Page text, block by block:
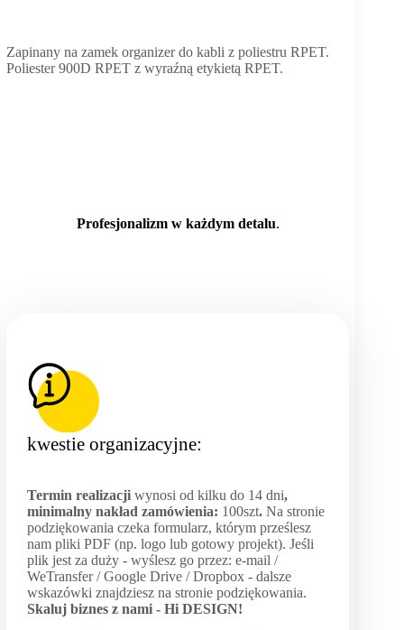
Zapinany na zamek organizer do kabli z poliestru RPET.
Poliester 900D RPET z wyraźną etykietą RPET.
Profesjonalizm w każdym detalu.
kwestie organizacyjne:
Termin realizacji wynosi od kilku do 14 dni,
minimalny nakład zamówienia: 100szt. Na stronie
podziękowania czeka formularz, którym prześlesz
nam pliki PDF (np. logo lub gotowy projekt). Jeśli
plik jest za duży - wyślesz go przez: e-mail /
WeTransfer / Google Drive / Dropbox - dalsze
wskazówki znajdziesz na stronie podziękowania.
Skaluj biznes z nami - Hi DESIGN!